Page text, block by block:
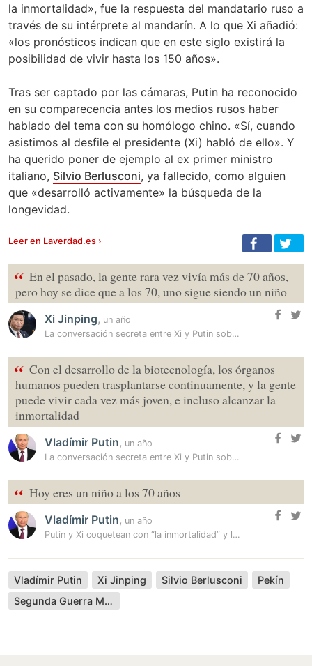
la inmortalidad», fue la respuesta del mandatario ruso a
través de su intérprete al mandarín. A lo que Xi añadió:
«los pronósticos indican que en este siglo existirá la
posibilidad de vivir hasta los 150 años».
Tras ser captado por las cámaras, Putin ha reconocido
en su comparecencia antes los medios rusos haber
hablado del tema con su homólogo chino. «Sí, cuando
asistimos al desfile el presidente (Xi) habló de ello». Y
ha querido poner de ejemplo al ex primer ministro
italiano, Silvio Berlusconi, ya fallecido, como alguien
que «desarrolló activamente» la búsqueda de la
longevidad.
Leer en Laverdad.es ›
“ En el pasado, la gente rara vez vivía más de 70 años,
pero hoy se dice que a los 70, uno sigue siendo un niño
Xi Jinping, un año
La conversación secreta entre Xi y Putin sobre la inmortalidad
“ Con el desarrollo de la biotecnología, los órganos
humanos pueden trasplantarse continuamente, y la gente
puede vivir cada vez más joven, e incluso alcanzar la
inmortalidad
Vladímir Putin, un año
La conversación secreta entre Xi y Putin sobre la inmortalidad
“ Hoy eres un niño a los 70 años
Vladímir Putin, un año
Putin y Xi coquetean con “la inmortalidad” y la idea de vivir “hasta…
Vladímir Putin Xi Jinping Silvio Berlusconi
Pekín
Segunda Guerra Mundial